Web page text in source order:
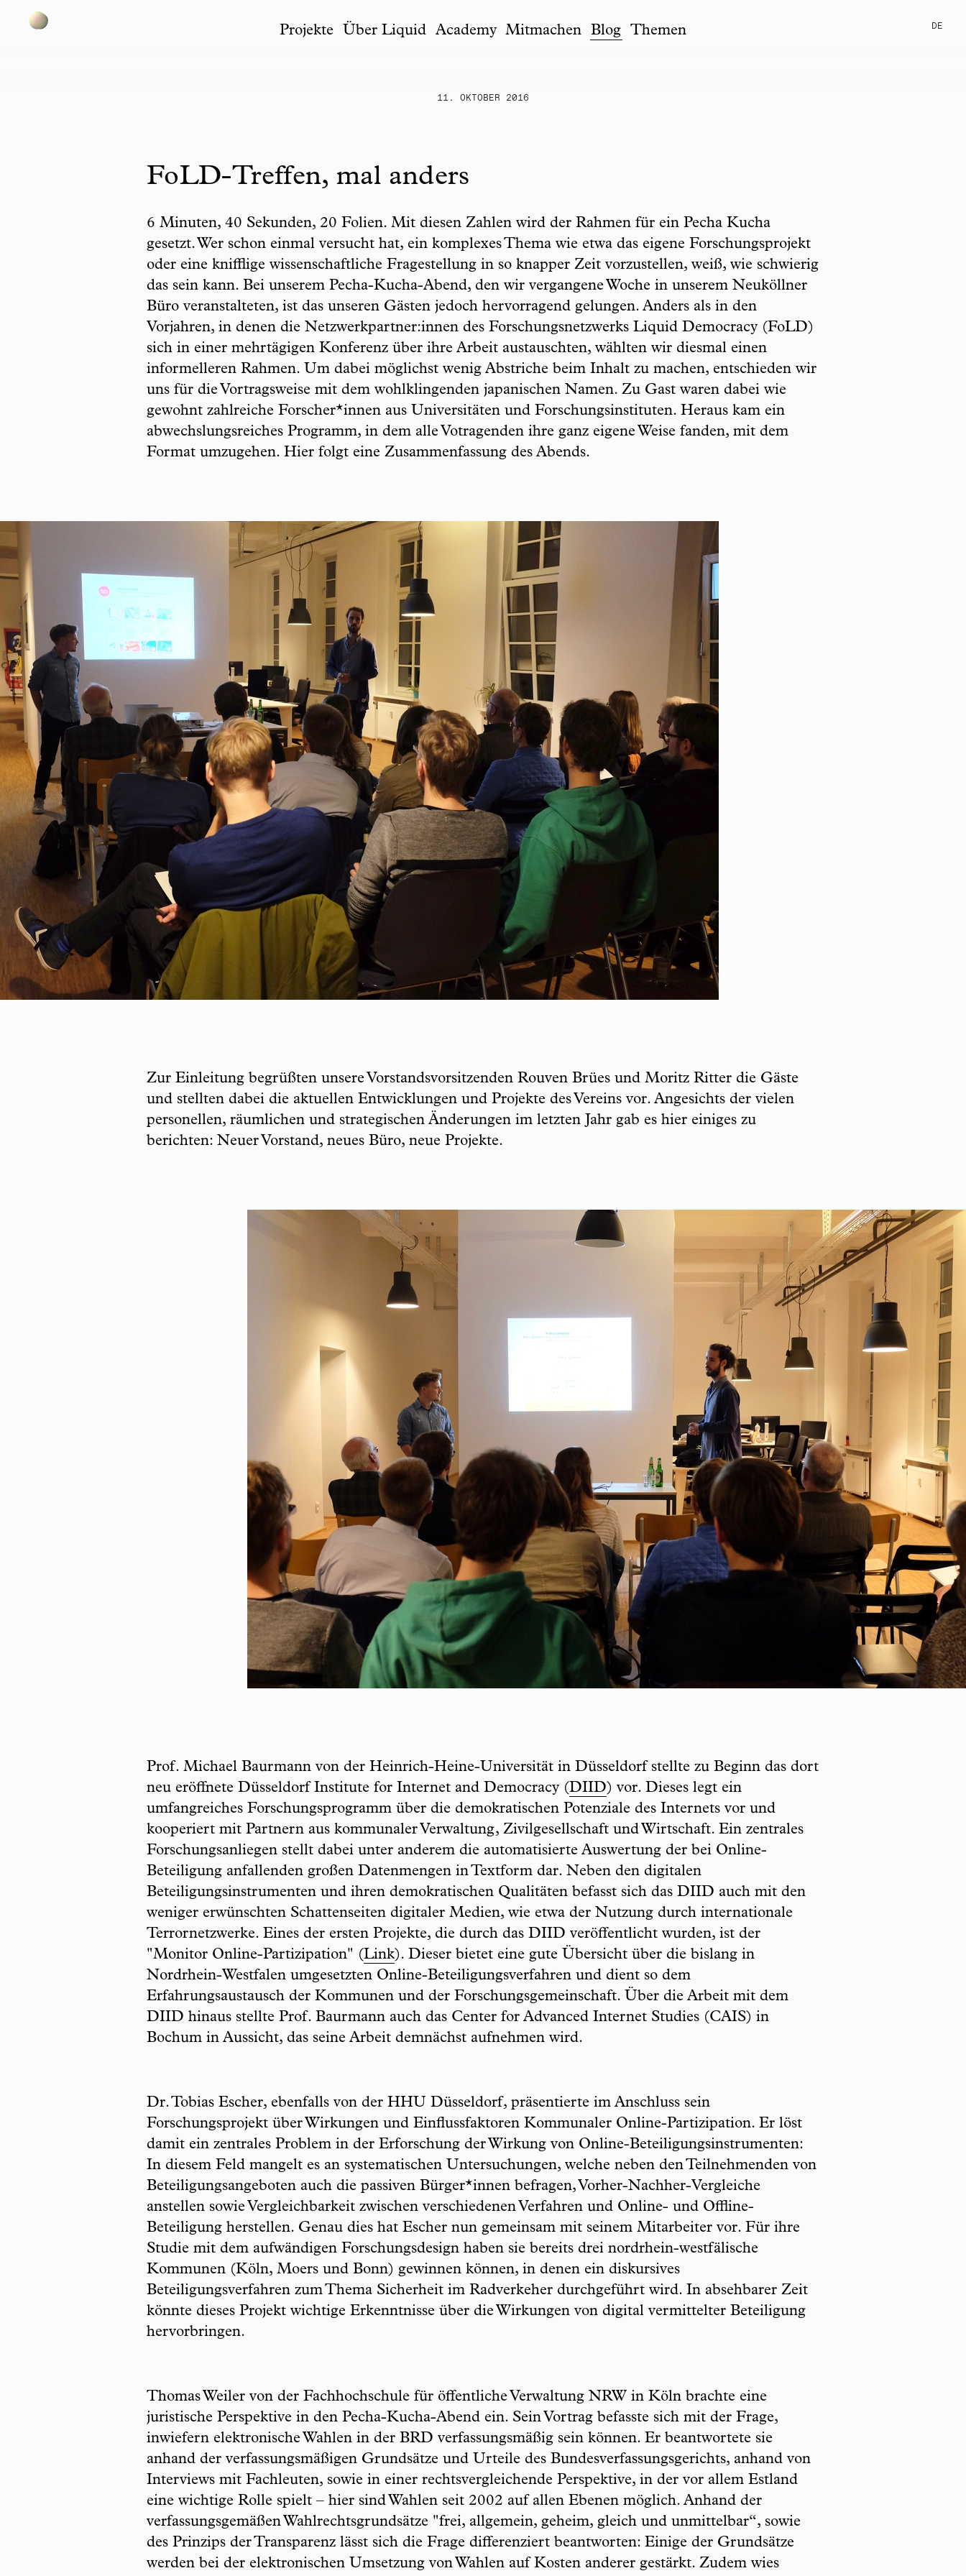
Projekte Über Liquid Academy Mitmachen Blog Themen DE
11. OKTOBER 2016
FoLD-Treffen, mal anders
6 Minuten, 40 Sekunden, 20 Folien. Mit diesen Zahlen wird der Rahmen für ein Pecha Kucha
gesetzt. Wer schon einmal versucht hat, ein komplexes Thema wie etwa das eigene Forschungsprojekt
oder eine knifflige wissenschaftliche Fragestellung in so knapper Zeit vorzustellen, weiß, wie schwierig
das sein kann. Bei unserem Pecha-Kucha-Abend, den wir vergangene Woche in unserem Neuköllner
Büro veranstalteten, ist das unseren Gästen jedoch hervorragend gelungen. Anders als in den
Vorjahren, in denen die Netzwerkpartner:innen des Forschungsnetzwerks Liquid Democracy (FoLD)
sich in einer mehrtägigen Konferenz über ihre Arbeit austauschten, wählten wir diesmal einen
informelleren Rahmen. Um dabei möglichst wenig Abstriche beim Inhalt zu machen, entschieden wir
uns für die Vortragsweise mit dem wohlklingenden japanischen Namen. Zu Gast waren dabei wie
gewohnt zahlreiche Forscher*innen aus Universitäten und Forschungsinstituten. Heraus kam ein
abwechslungsreiches Programm, in dem alle Votragenden ihre ganz eigene Weise fanden, mit dem
Format umzugehen. Hier folgt eine Zusammenfassung des Abends.
Zur Einleitung begrüßten unsere Vorstandsvorsitzenden Rouven Brües und Moritz Ritter die Gäste
und stellten dabei die aktuellen Entwicklungen und Projekte des Vereins vor. Angesichts der vielen
personellen, räumlichen und strategischen Änderungen im letzten Jahr gab es hier einiges zu
berichten: Neuer Vorstand, neues Büro, neue Projekte.
Prof. Michael Baurmann von der Heinrich-Heine-Universität in Düsseldorf stellte zu Beginn das dort
neu eröffnete Düsseldorf Institute for Internet and Democracy (DIID) vor. Dieses legt ein
umfangreiches Forschungsprogramm über die demokratischen Potenziale des Internets vor und
kooperiert mit Partnern aus kommunaler Verwaltung, Zivilgesellschaft und Wirtschaft. Ein zentrales
Forschungsanliegen stellt dabei unter anderem die automatisierte Auswertung der bei Online-
Beteiligung anfallenden großen Datenmengen in Textform dar. Neben den digitalen
Beteiligungsinstrumenten und ihren demokratischen Qualitäten befasst sich das DIID auch mit den
weniger erwünschten Schattenseiten digitaler Medien, wie etwa der Nutzung durch internationale
Terrornetzwerke. Eines der ersten Projekte, die durch das DIID veröffentlicht wurden, ist der
"Monitor Online-Partizipation" (Link). Dieser bietet eine gute Übersicht über die bislang in
Nordrhein-Westfalen umgesetzten Online-Beteiligungsverfahren und dient so dem
Erfahrungsaustausch der Kommunen und der Forschungsgemeinschaft. Über die Arbeit mit dem
DIID hinaus stellte Prof. Baurmann auch das Center for Advanced Internet Studies (CAIS) in
Bochum in Aussicht, das seine Arbeit demnächst aufnehmen wird.
Dr. Tobias Escher, ebenfalls von der HHU Düsseldorf, präsentierte im Anschluss sein
Forschungsprojekt über Wirkungen und Einflussfaktoren Kommunaler Online-Partizipation. Er löst
damit ein zentrales Problem in der Erforschung der Wirkung von Online-Beteiligungsinstrumenten:
In diesem Feld mangelt es an systematischen Untersuchungen, welche neben den Teilnehmenden von
Beteiligungsangeboten auch die passiven Bürger*innen befragen, Vorher-Nachher-Vergleiche
anstellen sowie Vergleichbarkeit zwischen verschiedenen Verfahren und Online- und Offline-
Beteiligung herstellen. Genau dies hat Escher nun gemeinsam mit seinem Mitarbeiter vor. Für ihre
Studie mit dem aufwändigen Forschungsdesign haben sie bereits drei nordrhein-westfälische
Kommunen (Köln, Moers und Bonn) gewinnen können, in denen ein diskursives
Beteiligungsverfahren zum Thema Sicherheit im Radverkeher durchgeführt wird. In absehbarer Zeit
könnte dieses Projekt wichtige Erkenntnisse über die Wirkungen von digital vermittelter Beteiligung
hervorbringen.
Thomas Weiler von der Fachhochschule für öffentliche Verwaltung NRW in Köln brachte eine
juristische Perspektive in den Pecha-Kucha-Abend ein. Sein Vortrag befasste sich mit der Frage,
inwiefern elektronische Wahlen in der BRD verfassungsmäßig sein können. Er beantwortete sie
anhand der verfassungsmäßigen Grundsätze und Urteile des Bundesverfassungsgerichts, anhand von
Interviews mit Fachleuten, sowie in einer rechtsvergleichende Perspektive, in der vor allem Estland
eine wichtige Rolle spielt – hier sind Wahlen seit 2002 auf allen Ebenen möglich. Anhand der
verfassungsgemäßen Wahlrechtsgrundsätze "frei, allgemein, geheim, gleich und unmittelbar“, sowie
des Prinzips der Transparenz lässt sich die Frage differenziert beantworten: Einige der Grundsätze
werden bei der elektronischen Umsetzung von Wahlen auf Kosten anderer gestärkt. Zudem wies